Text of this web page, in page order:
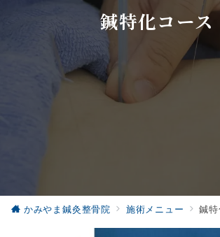
鍼特化コース
かみやま鍼灸整骨院 施術メニュー 鍼特